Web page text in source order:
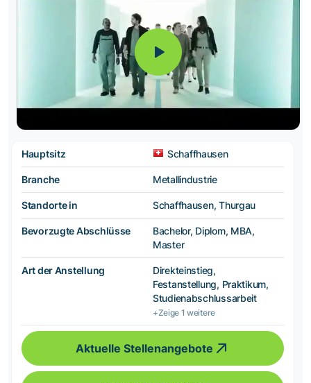
Hauptsitz Schaffhausen
Branche Metallindustrie
Standorte in Schaffhausen, Thurgau
Bevorzugte Abschlüsse
Bachelor, Diplom, MBA,
Master
Art der Anstellung
Direkteinstieg,
Festanstellung, Praktikum,
Studienabschlussarbeit
+Zeige 1 weitere
Aktuelle Stellenangebote